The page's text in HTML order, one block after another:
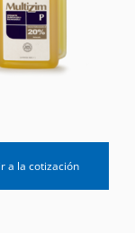
a la cotización